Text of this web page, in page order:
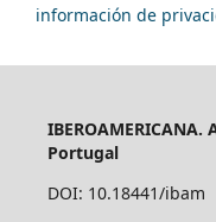
información de
Portugal
DOI: 10.18441/ibam